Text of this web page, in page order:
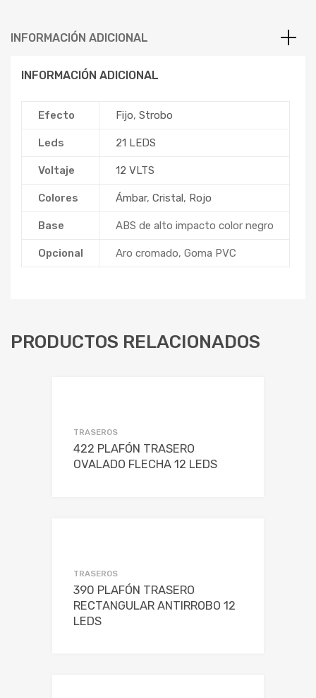
INFORMACIÓN ADICIONAL
INFORMACIÓN ADICIONAL
Efecto Fijo, Strobo
Leds 21 LEDS
Voltaje 12 VLTS
Colores Ámbar, Cristal, Rojo
Base ABS de alto impacto color negro
Opcional Aro cromado, Goma PVC
PRODUCTOS RELACIONADOS
TRASEROS
422 PLAFÓN TRASERO
OVALADO FLECHA 12 LEDS
TRASEROS
390 PLAFÓN TRASERO
RECTANGULAR ANTIRROBO 12
LEDS